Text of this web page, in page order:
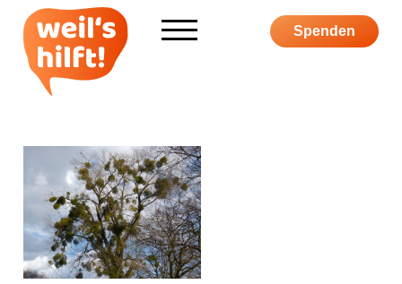
Spenden
Informieren
Kampagne